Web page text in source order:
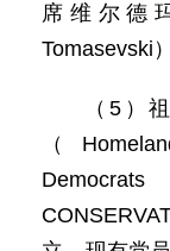
席维尔德
Tomasevski）
（5）
（